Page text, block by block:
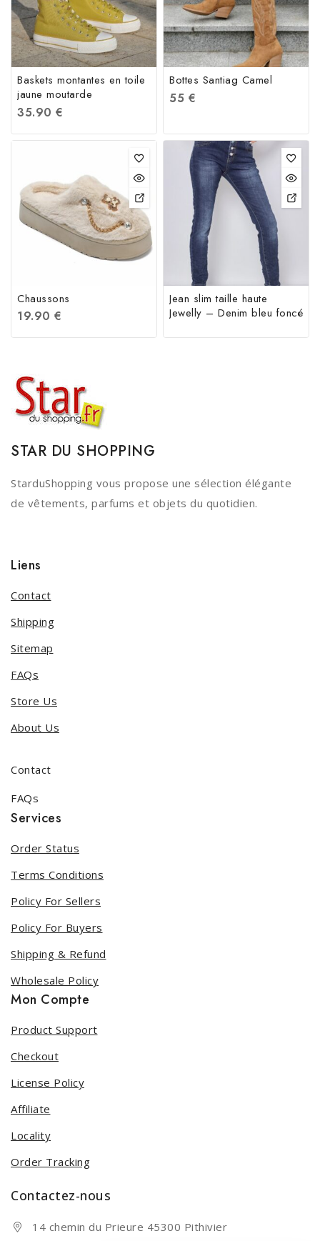
Baskets montantes en toile
jaune moutarde
35.90 €
Bottes Santiag Camel
55 €
Chaussons
19.90 €
Jean slim taille haute
Jewelly – Denim bleu foncé
STAR DU SHOPPING
StarduShopping vous propose une sélection élégante
de vêtements, parfums et objets du quotidien.
Liens
Contact
Shipping
Sitemap
FAQs
Store Us
About Us
Contact
FAQs
Services
Order Status
Terms Conditions
Policy For Sellers
Policy For Buyers
Shipping & Refund
Wholesale Policy
Mon Compte
Product Support
Checkout
License Policy
Affiliate
Locality
Order Tracking
Contactez-nous
14 chemin du Prieure 45300 Pithivier